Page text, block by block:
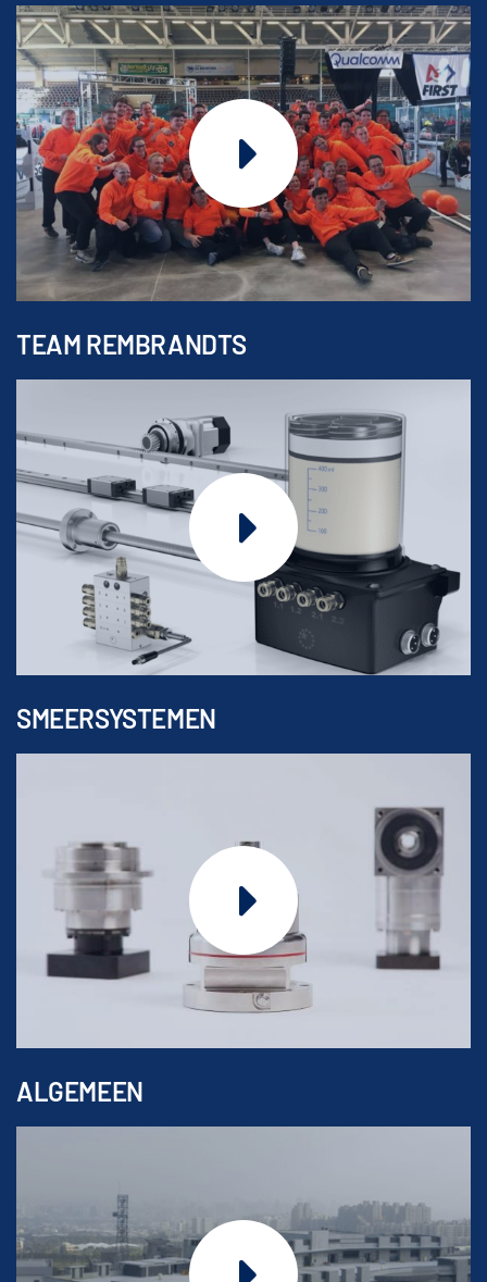
TEAM REMBRANDTS
SMEERSYSTEMEN
ALGEMEEN